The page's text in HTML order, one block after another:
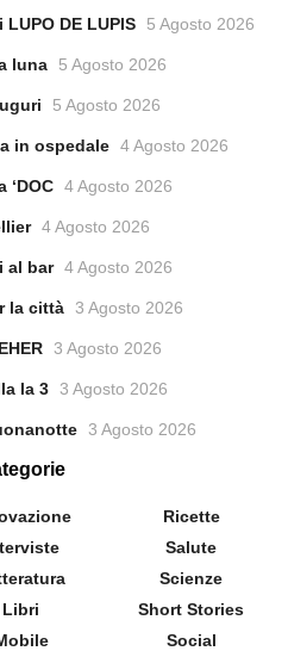
DE LUPIS 5 Agosto 2026
luna 5 Agosto 2026
5 Agosto 2026
in ospedale 4 Agosto 2026
‘DOC 4 Agosto 2026
4 Agosto 2026
al bar 4 Agosto 2026
la città 3 Agosto 2026
3 Agosto 2026
la 3 3 Agosto 2026
3 Agosto 2026
Libri
Ricette
Salute
Scienze
Short Stories
Social